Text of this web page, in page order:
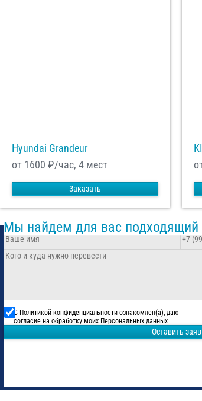
Hyundai Grandeur
от 1600 ₽/час, 4 мест
Заказать
Мы найдем для вас подходящий
С Политикой конфиденциальности ознакомлен(а), даю
согласие на обработку моих Персональных данных
Оставить